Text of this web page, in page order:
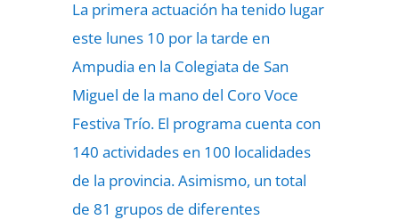
La primera actuación ha tenido lugar
este lunes 10 por la tarde en
Ampudia en la Colegiata de San
Miguel de la mano del Coro Voce
Festiva Trío. El programa cuenta con
140 actividades en 100 localidades
de la provincia. Asimismo, un total
de 81 grupos de diferentes